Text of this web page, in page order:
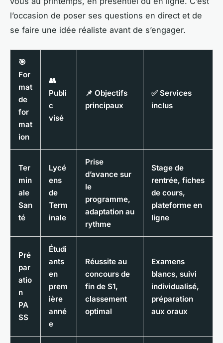
l’occasion de poser ses questions en direct et de
se faire une idée réaliste avant de s’engager.
🎯
For
mat
de
for
mat
ion
👥
Publi
c
visé
📌 Objectifs
principaux
✅ Services
inclus
Ter
min
ale
San
té
Lycé
ens
de
Term
inale
Prise
d’avance sur
le
programme,
adaptation au
rythme
Stage de
rentrée, fiches
de cours,
plateforme en
ligne
Pré
par
atio
n
PA
SS
Étudi
ants
en
prem
ière
anné
e
Réussite au
concours de
fin de S1,
classement
optimal
Examens
blancs, suivi
individualisé,
préparation
aux oraux